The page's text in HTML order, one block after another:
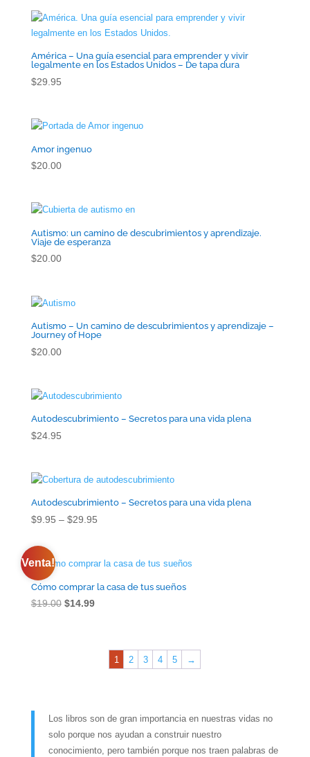
era:
$14.99.
es:
$9.99.
América – Una guía esencial para emprender y vivir
legalmente en los Estados Unidos – De tapa dura
$29.95
Amor ingenuo
$20.00
Autismo: un camino de descubrimientos y aprendizaje.
Viaje de esperanza
$20.00
Autismo – Un camino de descubrimientos y aprendizaje –
Journey of Hope
$20.00
Autodescubrimiento – Secretos para una vida plena
$24.95
Autodescubrimiento – Secretos para una vida plena
$9.95 – $29.95Gama
$9.95
a
Venta!
Cómo comprar la casa de tus sueños
$19.00 El
$14.99El
$14.99.
1 2 3 4 5 →
Los libros son de gran importancia en nuestras vidas no
solo porque nos ayudan a construir nuestro
conocimiento, pero también porque nos traen palabras de